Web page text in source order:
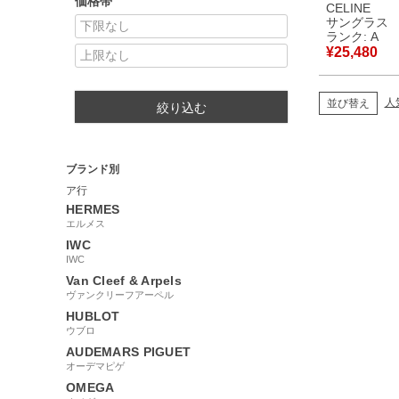
絞り込む
ブランド別
ア行
HERMES
エルメス
IWC
IWC
Van Cleef & Arpels
ヴァンクリーフアーペル
HUBLOT
ウブロ
AUDEMARS PIGUET
オーデマピゲ
OMEGA
メタル ブラ
ルド金具 レ
マーブル CL40033F
【中古】中古
CELINE
サングラス
ランク: A
¥25,480
並び替え 人